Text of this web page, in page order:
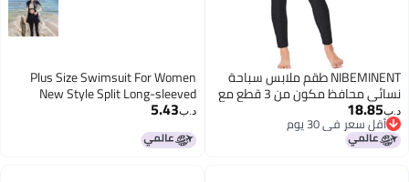
NIBEMINENT طقم ملابس سباحة
نسائي محافظ مكون من 3 قطع مع
حماية من الشمس، بنطلون سباحة،
ملابس شاطئية للسيدات، تنورة،
بيكيني، فستان عربي
د.ب‏18.85
أقل سعر في 30 يوم
أقل سعر في 30 يوم
Plus Size Swimsuit For Women
New Style Split Long-sleeved
Pants Sun Protection Conservative
Surfing Snorkeling Jellyfish Diving
Swimsuit
د.ب‏5.43